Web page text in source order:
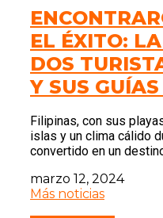
EL ÉXITO:
DOS
Y SUS
Filipinas, con sus
islas y un clima cálido
convertido en un
marzo 12, 2024
Más noticias